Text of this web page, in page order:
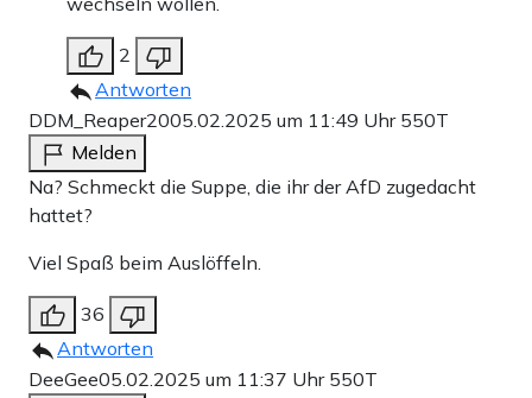
2
Antworten
DDM_Reaper2005.02.2025 um 11:49 Uhr 550T
Melden
Na? Schmeckt die Suppe, die ihr der AfD zugedacht
hattet?
Viel Spaß beim Auslöffeln.
36
Antworten
DeeGee05.02.2025 um 11:37 Uhr 550T